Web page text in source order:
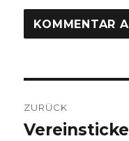
ZURÜCK
Vorheriger